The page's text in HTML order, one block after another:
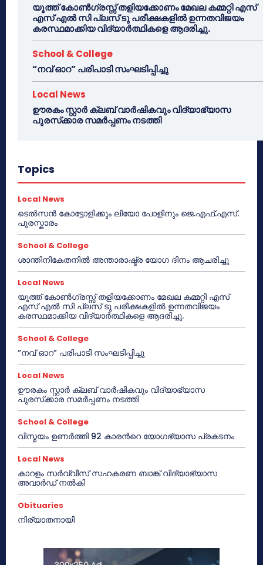
യൂത്ത് കോൺഗ്രസ്സ് തളിയക്കോണം മേഖല കമ്മറ്റി എസ്
എസ് എൽ സി പ്ലസ് ടു പരീക്ഷകളിൽ ഉന്നതവിജയം
കരസ്ഥമാക്കിയ വിദ്യാർത്ഥികളെ ആദരിച്ചു.
School & College
“നവ് ഓറ” പരിപാടി സംഘടിപ്പിച്ചു
Local News
ഊരകം സ്റ്റാർ ക്ലബ് വാർഷികവും വിദ്യാഭ്യാസ
പുരസ്‌ക്കാര സമർപ്പണം നടത്തി
Topics
Local News
ടെൽസൻ കോട്ടോളിക്കും ലിയോ പോളിനും ജെ.എഫ്.എസ്.
പുരസ്കാരം
School & College
ശാന്തിനികേതനിൽ അന്താരാഷ്ട്ര യോഗ ദിനം ആചരിച്ചു
Local News
യൂത്ത് കോൺഗ്രസ്സ് തളിയക്കോണം മേഖല കമ്മറ്റി എസ്
എസ് എൽ സി പ്ലസ് ടു പരീക്ഷകളിൽ ഉന്നതവിജയം
കരസ്ഥമാക്കിയ വിദ്യാർത്ഥികളെ ആദരിച്ചു.
School & College
“നവ് ഓറ” പരിപാടി സംഘടിപ്പിച്ചു
Local News
ഊരകം സ്റ്റാർ ക്ലബ് വാർഷികവും വിദ്യാഭ്യാസ
പുരസ്‌ക്കാര സമർപ്പണം നടത്തി
School & College
വിസ്മയം ഉണർത്തി 92 കാരൻറെ യോഗഭ്യാസ പ്രകടനം
Local News
കാറളം സർവ്വീസ് സഹകരണ ബാങ്ക് വിദ്യാഭ്യാസ
അവാർഡ് നൽകി
Obituaries
നിര്യാതനായി